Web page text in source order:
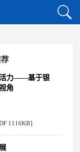
活力——基于银
角
1116KB]